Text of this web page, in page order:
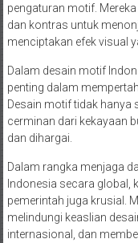
pengaturan motif.
dan kontras untuk
menciptakan efek visual
Dalam desain motif
penting dalam
Desain motif tidak hanya
cerminan dari kekayaan
dan dihargai.
Dalam rangka menjaga
Indonesia secara global,
pemerintah juga krusial.
melindungi keaslian
internasional, dan